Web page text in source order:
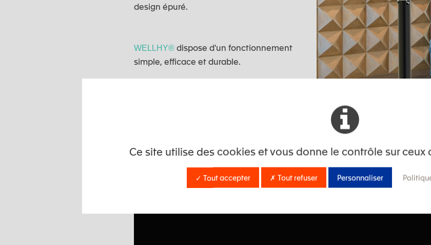
design épuré.
WELLHY®dispose d'un fonctionnement
simple, efficace et durable.
Découvrez les différents atouts et fonctionnalités du distributeur
Ce site utilise des cookies et vous donne le contrôle sur
✓ Tout accepter ✗ Tout refuser Personnaliser